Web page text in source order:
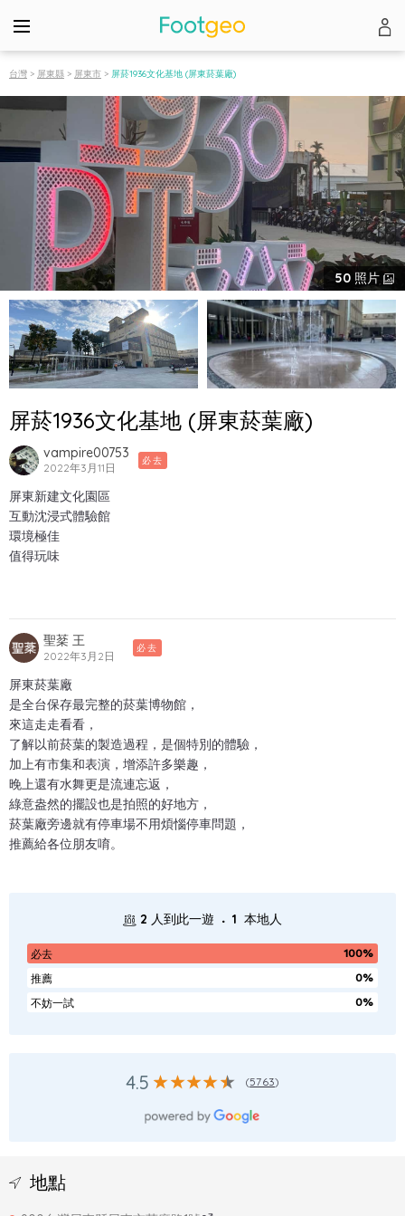
台灣 > 屏東縣 > 屏東市 > 屏菸1936文化基地 (屏東菸葉廠)
50 照片
屏菸1936文化基地 (屏東菸葉廠)
vampire00753
2022年3月11日
必去
屏東新建文化園區
互動沈浸式體驗館
環境極佳
值得玩味
聖棻 王
2022年3月2日
必去
屏東菸葉廠
是全台保存最完整的菸葉博物館，
來這走走看看，
了解以前菸葉的製造過程，是個特別的體驗，
加上有市集和表演，增添許多樂趣，
晚上還有水舞更是流連忘返，
綠意盎然的擺設也是拍照的好地方，
菸葉廠旁邊就有停車場不用煩惱停車問題，
推薦給各位朋友唷。
2 人到此一遊 . 1 本地人
必去
100%
推薦
0%
不妨一試
0%
4.5 (5763)
地點